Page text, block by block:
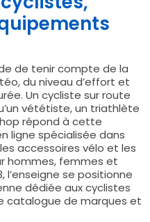
de tenir compte de la
du niveau d’effort et
Un cycliste sur route
vététiste, un triathlète
répond à cette
ligne spécialisée dans
accessoires vélo et les
hommes, femmes et
l’enseigne se positionne
dédiée aux cyclistes
catalogue de marques et